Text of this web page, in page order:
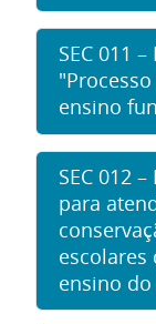
SEC 011
ensino
SEC 012
para
escolares
ensino